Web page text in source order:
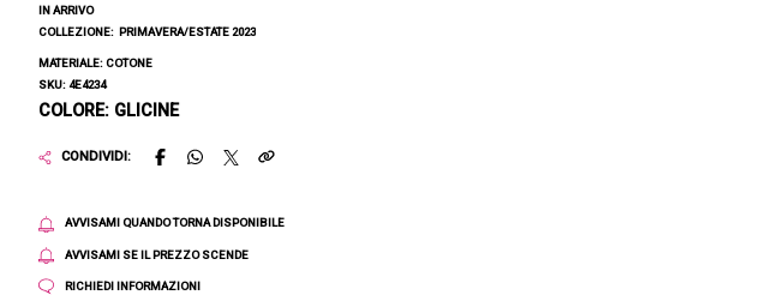
IN ARRIVO
COLLEZIONE: PRIMAVERA/ESTATE 2023
MATERIALE: COTONE
SKU: 4E4234
COLORE: GLICINE
CONDIVIDI:
AVVISAMI QUANDO TORNA DISPONIBILE
AVVISAMI SE IL PREZZO SCENDE
RICHIEDI INFORMAZIONI